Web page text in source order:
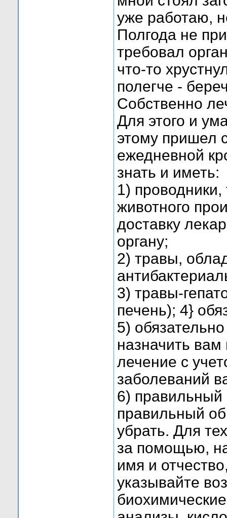
уже работаю,
Полгода не
требовал
что-то
полегче -
Собственно
Для этого и
этому пришел
ежедневной
знать и иметь:
1)
животного
доставку
органу;
2) травы,
3) травы-
печень); 4}
5)
назначить
лечение с
заболеваний
6) правильный
правильный
убрать. Для
за помощью,
имя и
указывайте